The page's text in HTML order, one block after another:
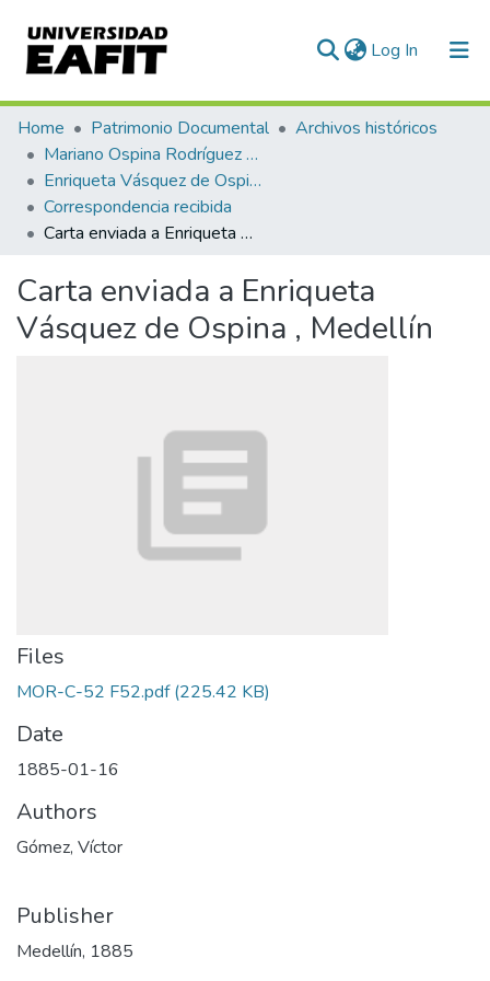
Log In (current)
Communities & Collections
All of DSpace
Statistics
Home Patrimonio Documental
Archivos históricos
Mariano Ospina Rodríguez (1826 -1912)
Enriqueta Vásquez de Ospina
Correspondencia recibida
Carta enviada a Enriqueta Vásquez de Ospina , Medellín
Carta enviada a Enriqueta
Vásquez de Ospina , Medellín
Files
MOR-C-52 F52.pdf(225.42 KB)
Date
1885-01-16
Authors
Gómez, Víctor
Publisher
Medellín, 1885